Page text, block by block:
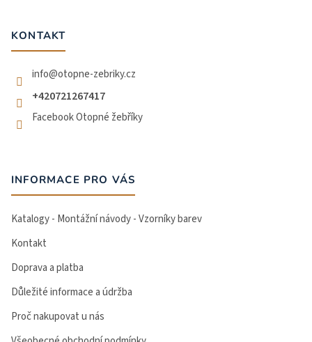
KONTAKT
info@otopne-zebriky.cz
+420721267417
Facebook Otopné žebříky
INFORMACE PRO VÁS
Katalogy - Montážní návody - Vzorníky barev
Kontakt
Doprava a platba
Důležité informace a údržba
Proč nakupovat u nás